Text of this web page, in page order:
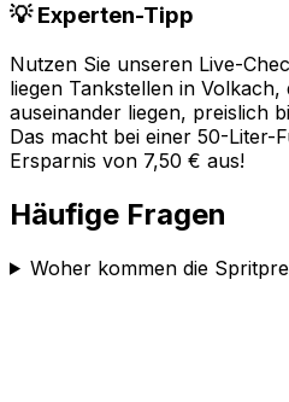
💡 Experten-Tipp
Nutzen Sie unseren Live-
liegen Tankstellen in Volkach,
auseinander liegen, preislich
Das macht bei einer 50-Liter-
Ersparnis von 7,50 € aus!
Häufige Fragen
Woher kommen die